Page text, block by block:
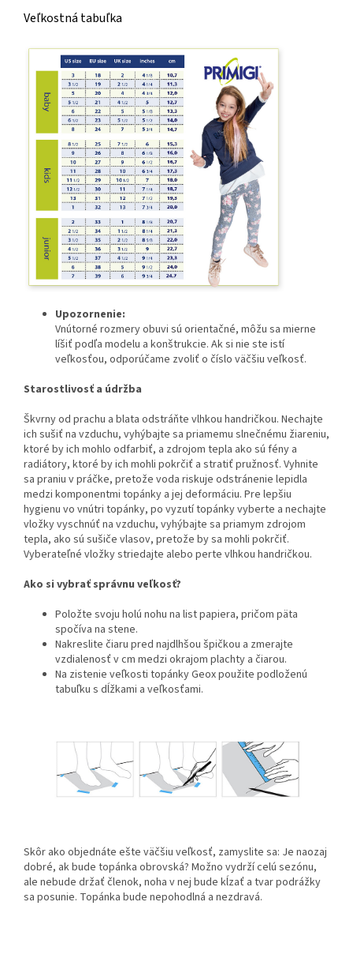
Veľkostná tabuľka
Upozornenie:
Vnútorné rozmery obuvi sú orientačné, môžu sa mierne
líšiť podľa modelu a konštrukcie. Ak si nie ste istí
veľkosťou, odporúčame zvoliť o číslo väčšiu veľkosť.
Starostlivosť a údržba
Škvrny od prachu a blata odstráňte vlhkou handričkou. Nechajte
ich sušiť na vzduchu, vyhýbajte sa priamemu slnečnému žiareniu,
ktoré by ich mohlo odfarbiť, a zdrojom tepla ako sú fény a
radiátory, ktoré by ich mohli pokrčiť a stratiť pružnosť. Vyhnite
sa praniu v práčke, pretože voda riskuje odstránenie lepidla
medzi komponentmi topánky a jej deformáciu. Pre lepšiu
hygienu vo vnútri topánky, po vyzutí topánky vyberte a nechajte
vložky vyschnúť na vzduchu, vyhýbajte sa priamym zdrojom
tepla, ako sú sušiče vlasov, pretože by sa mohli pokrčiť.
Vyberateľné vložky striedajte alebo perte vlhkou handričkou.
Ako si vybrať správnu veľkosť?
Položte svoju holú nohu na list papiera, pričom päta
spočíva na stene.
Nakreslite čiaru pred najdlhšou špičkou a zmerajte
vzdialenosť v cm medzi okrajom plachty a čiarou.
Na zistenie veľkosti topánky Geox použite podloženú
tabuľku s dĺžkami a veľkosťami.
Skôr ako objednáte ešte väčšiu veľkosť, zamyslite sa: Je naozaj
dobré, ak bude topánka obrovská? Možno vydrží celú sezónu,
ale nebude držať členok, noha v nej bude kĺzať a tvar podrážky
sa posunie. Topánka bude nepohodlná a nezdravá.